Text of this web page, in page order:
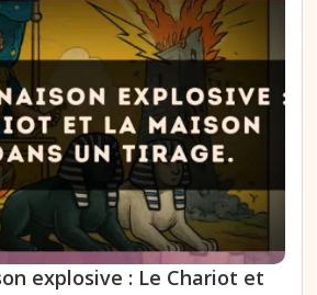
explosive : Le Chariot et